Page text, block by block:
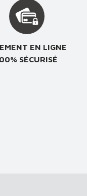
EN LIGNE
SÉCURISÉ